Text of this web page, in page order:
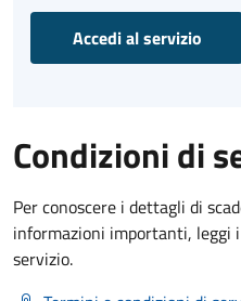
Accedi al servizio
Condizioni di
Per conoscere i dettagli di
informazioni importanti, leggi
servizio.